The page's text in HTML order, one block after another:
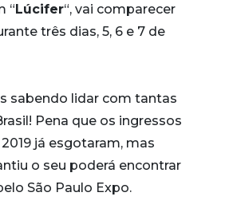
“Lúcifer“, vai comparecer
três dias, 5, 6 e 7 de
sabendo lidar com tantas
Pena que os ingressos
2019 já esgotaram, mas
o seu poderá encontrar
São Paulo Expo.